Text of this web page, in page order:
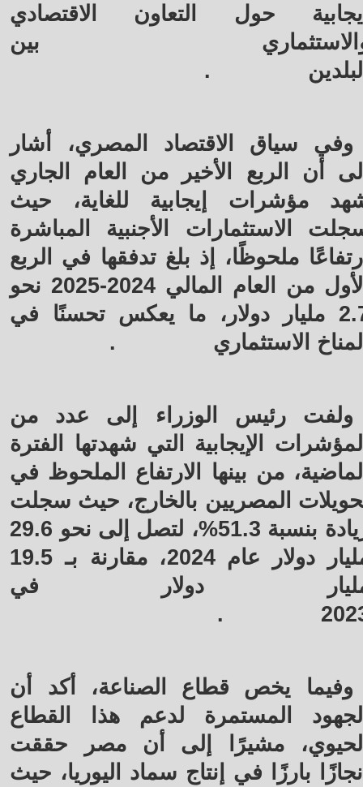
حول التعاون الاقتصادي
بين
.
وفي سياق الاقتصاد المصري، أشار
أن الربع الأخير من العام الجاري
مؤشرات إيجابية للغاية، حيث
الاستثمارات الأجنبية المباشرة
ملحوظًا، إذ بلغ تدفقها في الربع
الأول من العام المالي 2024-2025 نحو
2.7 مليار دولار، ما يعكس تحسنًا في
الاستثماري
.
ولفت رئيس الوزراء إلى عدد من
الإيجابية التي شهدتها الفترة
من بينها الارتفاع الملحوظ في
المصريين بالخارج، حيث سجلت
زيادة بنسبة 51.3%، لتصل إلى نحو 29.6
مليار دولار عام 2024، مقارنة بـ 19.5
دولار في
.
وفيما يخص قطاع الصناعة، أكد أن
المستمرة لدعم هذا القطاع
مشيرًا إلى أن مصر حققت
بارزًا في إنتاج سماد اليوريا، حيث